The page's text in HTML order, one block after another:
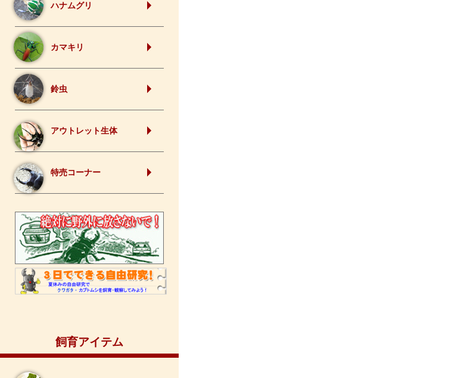
ハナムグリ
カマキリ
鈴虫
アウトレット生体
特売コーナー
飼育アイテム